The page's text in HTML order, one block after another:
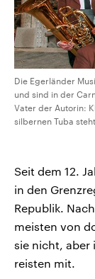
Die Egerländer
und sind in der
Vater der Autorin:
silbernen Tuba
Seit dem 12.
in den
Republik.
meisten von
sie nicht, aber
reisten mit.